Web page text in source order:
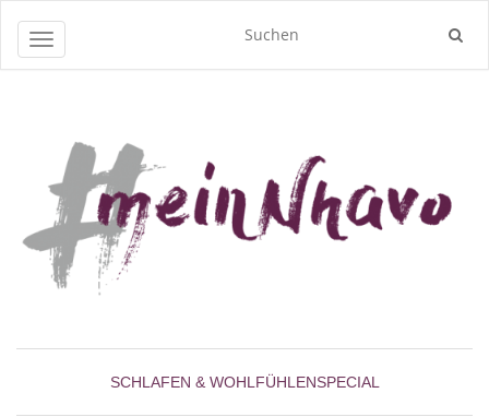
Navigation umschalten
SCHLAFEN & WOHLFÜHLENSPECIAL